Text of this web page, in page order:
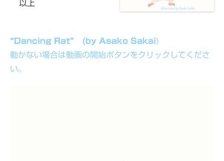
以上
“Dancing Rat” (by Asako Sakai)
動かない場合は動画の開始ボタンをクリックしてくださ
い。